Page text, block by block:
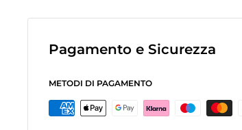
Pagamento e Sicurezza
METODI DI PAGAMENTO